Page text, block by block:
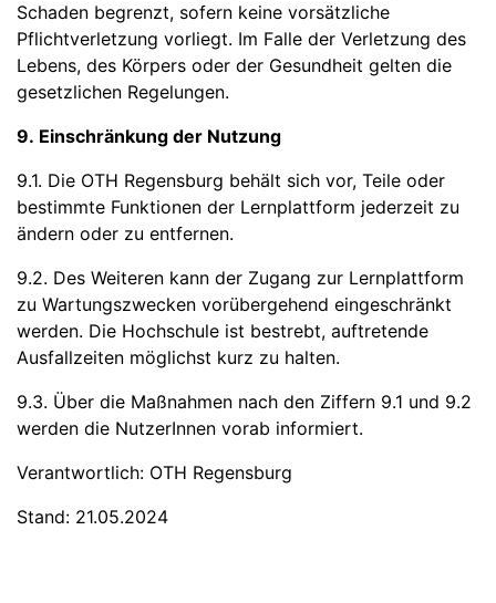
Schaden begrenzt, sofern keine vorsätzliche
Pflichtverletzung vorliegt. Im Falle der Verletzung des
Lebens, des Körpers oder der Gesundheit gelten die
gesetzlichen Regelungen.
9. Einschränkung der Nutzung
9.1. Die OTH Regensburg behält sich vor, Teile oder
bestimmte Funktionen der Lernplattform jederzeit zu
ändern oder zu entfernen.
9.2. Des Weiteren kann der Zugang zur Lernplattform
zu Wartungszwecken vorübergehend eingeschränkt
werden. Die Hochschule ist bestrebt, auftretende
Ausfallzeiten möglichst kurz zu halten.
9.3. Über die Maßnahmen nach den Ziffern 9.1 und 9.2
werden die NutzerInnen vorab informiert.
Verantwortlich: OTH Regensburg
Stand: 21.05.2024